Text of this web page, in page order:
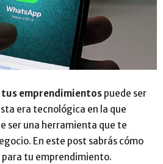
emprendimientos puede ser
era tecnológica en la que
ser una herramienta que te
En este post sabrás cómo
tu emprendimiento.